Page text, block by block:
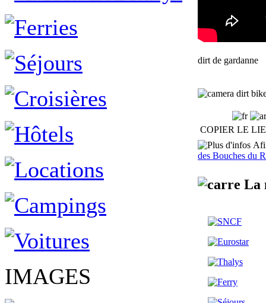
IMAGES
dirt de gardanne
dirt
COPIER LE
des Bouches du
La